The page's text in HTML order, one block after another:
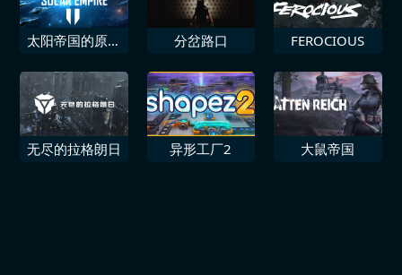
太阳帝国的原罪
分岔路口 FEROCIOUS
无尽的拉格朗日 异形工厂2 大鼠帝国